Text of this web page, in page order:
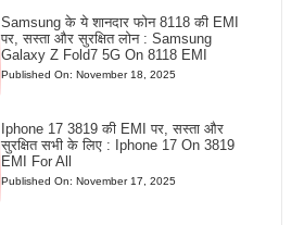
Samsung के ये शानदार फोन 8118 की EMI
पर, सस्ता और सुरक्षित लोन : Samsung
Galaxy Z Fold7 5G On 8118 EMI
Published On: November 18, 2025
Iphone 17 3819 की EMI पर, सस्ता और
सुरक्षित सभी के लिए : Iphone 17 On 3819
EMI For All
Published On: November 17, 2025